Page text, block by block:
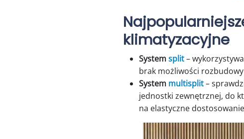
klimatyzacyjne
Systemsplit–
brak możliwości
System multisplit–
jednostki zewnętrznej, do
na elastyczne